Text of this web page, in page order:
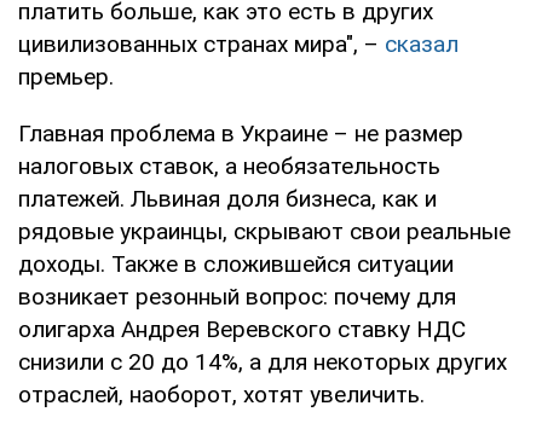
платить больше, как это есть в других
цивилизованных странах мира", – сказал
премьер.
Главная проблема в Украине – не размер
налоговых ставок, а необязательность
платежей. Львиная доля бизнеса, как и
рядовые украинцы, скрывают свои реальные
доходы. Также в сложившейся ситуации
возникает резонный вопрос: почему для
олигарха Андрея Веревского ставку НДС
снизили с 20 до 14%, а для некоторых других
отраслей, наоборот, хотят увеличить.